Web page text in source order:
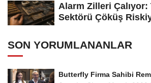
Alarm Zilleri
Sektörü Çöküş
SON YORUMLANANLAR
Butterfly Firma Sahibi